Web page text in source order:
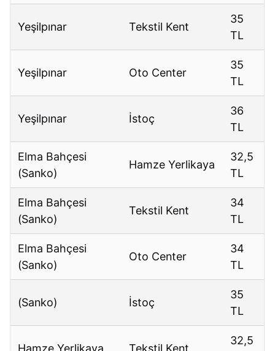
Yeşilpınar Tekstil Kent
35
TL
Yeşilpınar Oto Center
35
TL
Yeşilpınar İstoç
36
TL
Elma Bahçesi
(Sanko)
Hamze Yerlikaya
32,5
TL
Elma Bahçesi
(Sanko)
Tekstil Kent
34
TL
Elma Bahçesi
(Sanko)
Oto Center
34
TL
(Sanko) İstoç
35
TL
Hamze Yerlikaya Tekstil Kent
32,5